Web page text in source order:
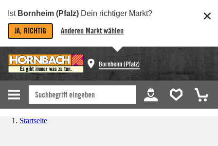
Ist Bornheim (Pfalz) Dein richtiger Markt?
JA, RICHTIG Anderen Markt wählen
Bornheim (Pfalz)
Startseite